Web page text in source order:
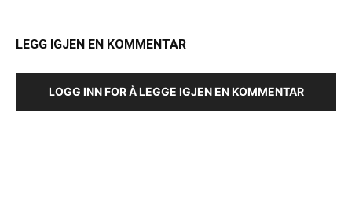
LEGG IGJEN EN KOMMENTAR
LOGG INN FOR Å LEGGE IGJEN EN KOMMENTAR